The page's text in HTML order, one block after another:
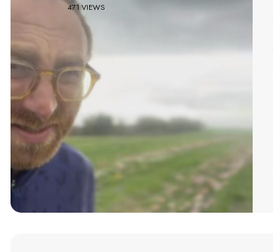
471 VIEWS